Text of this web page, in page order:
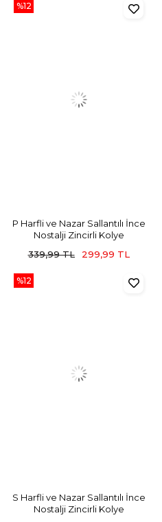
P Harfli ve Nazar Sallantılı İnce
Nostalji Zincirli Kolye
339,99 TL
299,99 TL
%12
S Harfli ve Nazar Sallantılı İnce
Nostalji Zincirli Kolye
%12